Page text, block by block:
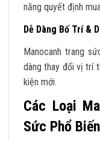
năng quyết định
Dễ Dàng Bố Trí &
Manocanh trang
dàng thay đổi vị trí
kiện mới.
Các Loại
Sức Phổ Biến